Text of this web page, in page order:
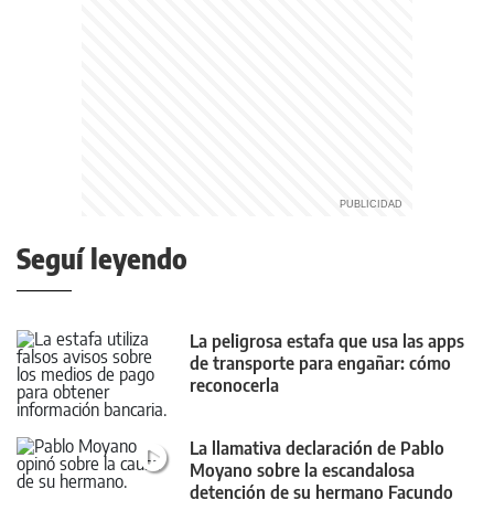
Seguí leyendo
La peligrosa estafa que usa las apps
de transporte para engañar: cómo
reconocerla
La llamativa declaración de Pablo
Moyano sobre la escandalosa
detención de su hermano Facundo